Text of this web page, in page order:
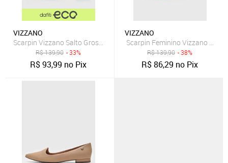
VIZZANO
Scarpin Vizzano Salto Grosso Bege
R$139,90 - 33%
R$93,99 no Pix
VIZZANO
Scarpin Feminino Vizzano Bico
R$139,90 - 38%
R$86,29 no Pix